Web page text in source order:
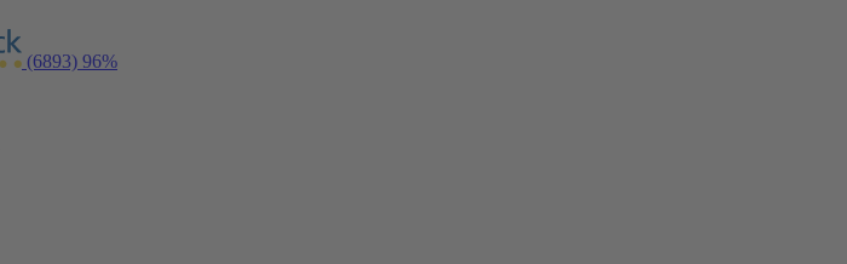
(6893) 96%